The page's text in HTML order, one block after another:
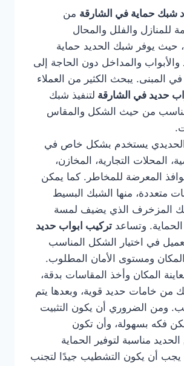
شبك حماية في الشارقة من
للمنازل والفلل والمحال
حيث يوفر شبك الحديد حماية
والأبواب والمداخل دون الحاجة إلى
في المبنى. يبحث الكثير من العملاء
حديد في الشارقة لتنفيذ شبك
من حيث الشكل والمقاس
الحديدي يستخدم بشكل خاص في
المحلات التجارية، المخازن،
المعرضة للمخاطر. كما يمكن
متعددة، منها الشبك البسيط
المزخرف الذي يضيف لمسة
وتساعد تركيب ابواب حديد
في اختيار الشكل المناسب
ومستوى الأمان المطلوب.
المكان وأخذ المقاسات بدقة،
من خامات حديد قوية، وبعدها يتم
ومن الضروري أن يكون التثبيت
فكه بسهولة، وأن تكون
مناسبة لتوفير الحماية
يجب أن يكون التشطيب جيدًا لتجنب